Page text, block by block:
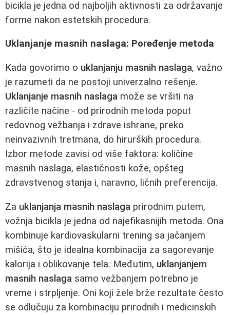
bicikla je jedna od najboljih aktivnosti za održavanje
forme nakon estetskih procedura.
Uklanjanje masnih naslaga: Poređenje metoda
Kada govorimo o uklanjanju masnih naslaga, važno
je razumeti da ne postoji univerzalno rešenje.
Uklanjanje masnih naslaga može se vršiti na
različite načine - od prirodnih metoda poput
redovnog vežbanja i zdrave ishrane, preko
neinvazivnih tretmana, do hirurških procedura.
Izbor metode zavisi od više faktora: količine
masnih naslaga, elastičnosti kože, opšteg
zdravstvenog stanja i, naravno, ličnih preferencija.
Za uklanjanja masnih naslaga prirodnim putem,
vožnja bicikla je jedna od najefikasnijih metoda. Ona
kombinuje kardiovaskularni trening sa jačanjem
mišića, što je idealna kombinacija za sagorevanje
kalorija i oblikovanje tela. Međutim, uklanjanjem
masnih naslaga samo vežbanjem potrebno je
vreme i strpljenje. Oni koji žele brže rezultate često
se odlučuju za kombinaciju prirodnih i medicinskih